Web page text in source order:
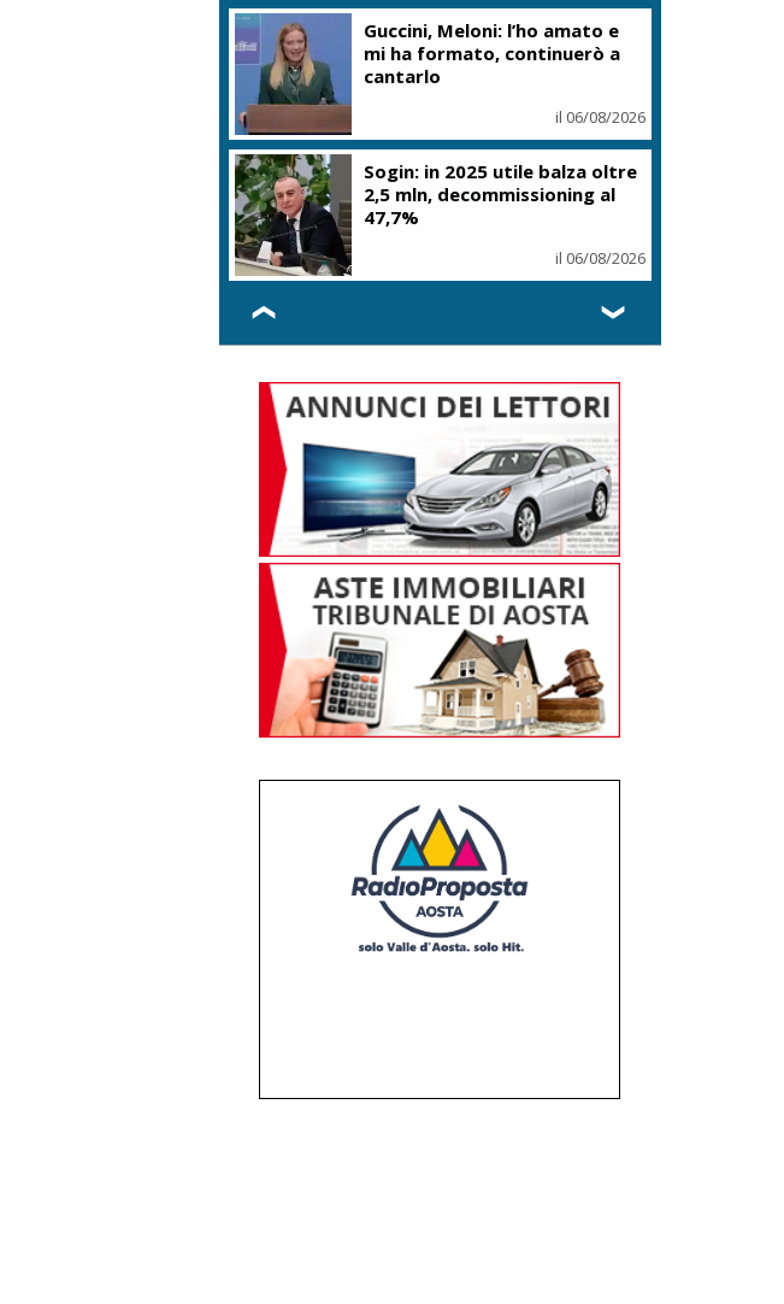
Guccini, Meloni: l’ho amato e
mi ha formato, continuerò a
cantarlo
il 06/08/2026
Sogin: in 2025 utile balza oltre
2,5 mln, decommissioning al
47,7%
il 06/08/2026
❮ ❯